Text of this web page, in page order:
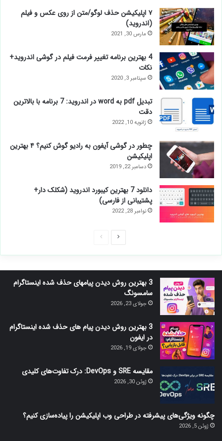
۷ اپلیکیشن حذف لوگو/متن از روی عکس و فیلم
(اندروید)
مارس 30, 2021
4 بهترین برنامه تغییر فرمت فیلم در گوشی اندروید+
نکات
سپتامبر 3, 2020
تبدیل pdf به word در اندروید: 7 برنامه با بالاترین
دقت
ژانویه 10, 2022
چطور در گوشی آیفون به رادیو گوش کنیم؟ ۴ بهترین
اپلیکیشن
دسامبر 22, 2019
دانلود 7 بهترین کیبورد اندروید (شکلک دار+
پشتیبانی از فارسی)
نوامبر 28, 2022
صفحه
صفحه
3 بهترین روش دیدن پیامهای حذف شده اینستاگرام
سامسونگ
جولای 23, 2026
3 بهترین روش دیدن پیام های حذف شده اینستاگرام
در ایفون
جولای 19, 2026
مقایسه SRE و DevOps: درک تفاوت‌های کلیدی
ژوئن 30, 2026
چگونه ویژگی‌های پیشرفته در طراحی وب اپلیکیشن را پیاده‌سازی کنیم؟
ژوئن 5, 2026